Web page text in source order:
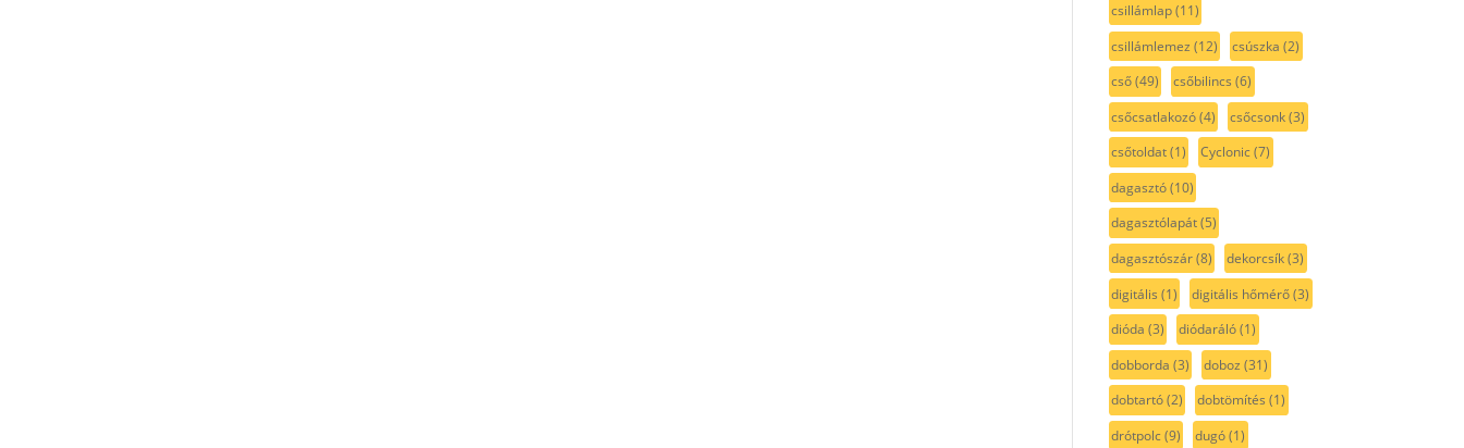
csillámlap(11)
csillámlemez (12) csúszka (2)
cső(49) csőbilincs (6)
csőcsatlakozó(4) csőcsonk(3)
csőtoldat(1) Cyclonic(7)
dagasztó(10)
dagasztólapát(5)
dagasztószár(8) dekorcsík(3)
digitális (1) digitális hőmérő(3)
dióda (3) diódaráló(1)
dobborda (3) doboz (31)
dobtartó(2) dobtömítés (1)
drótpolc(9) dugó(1)